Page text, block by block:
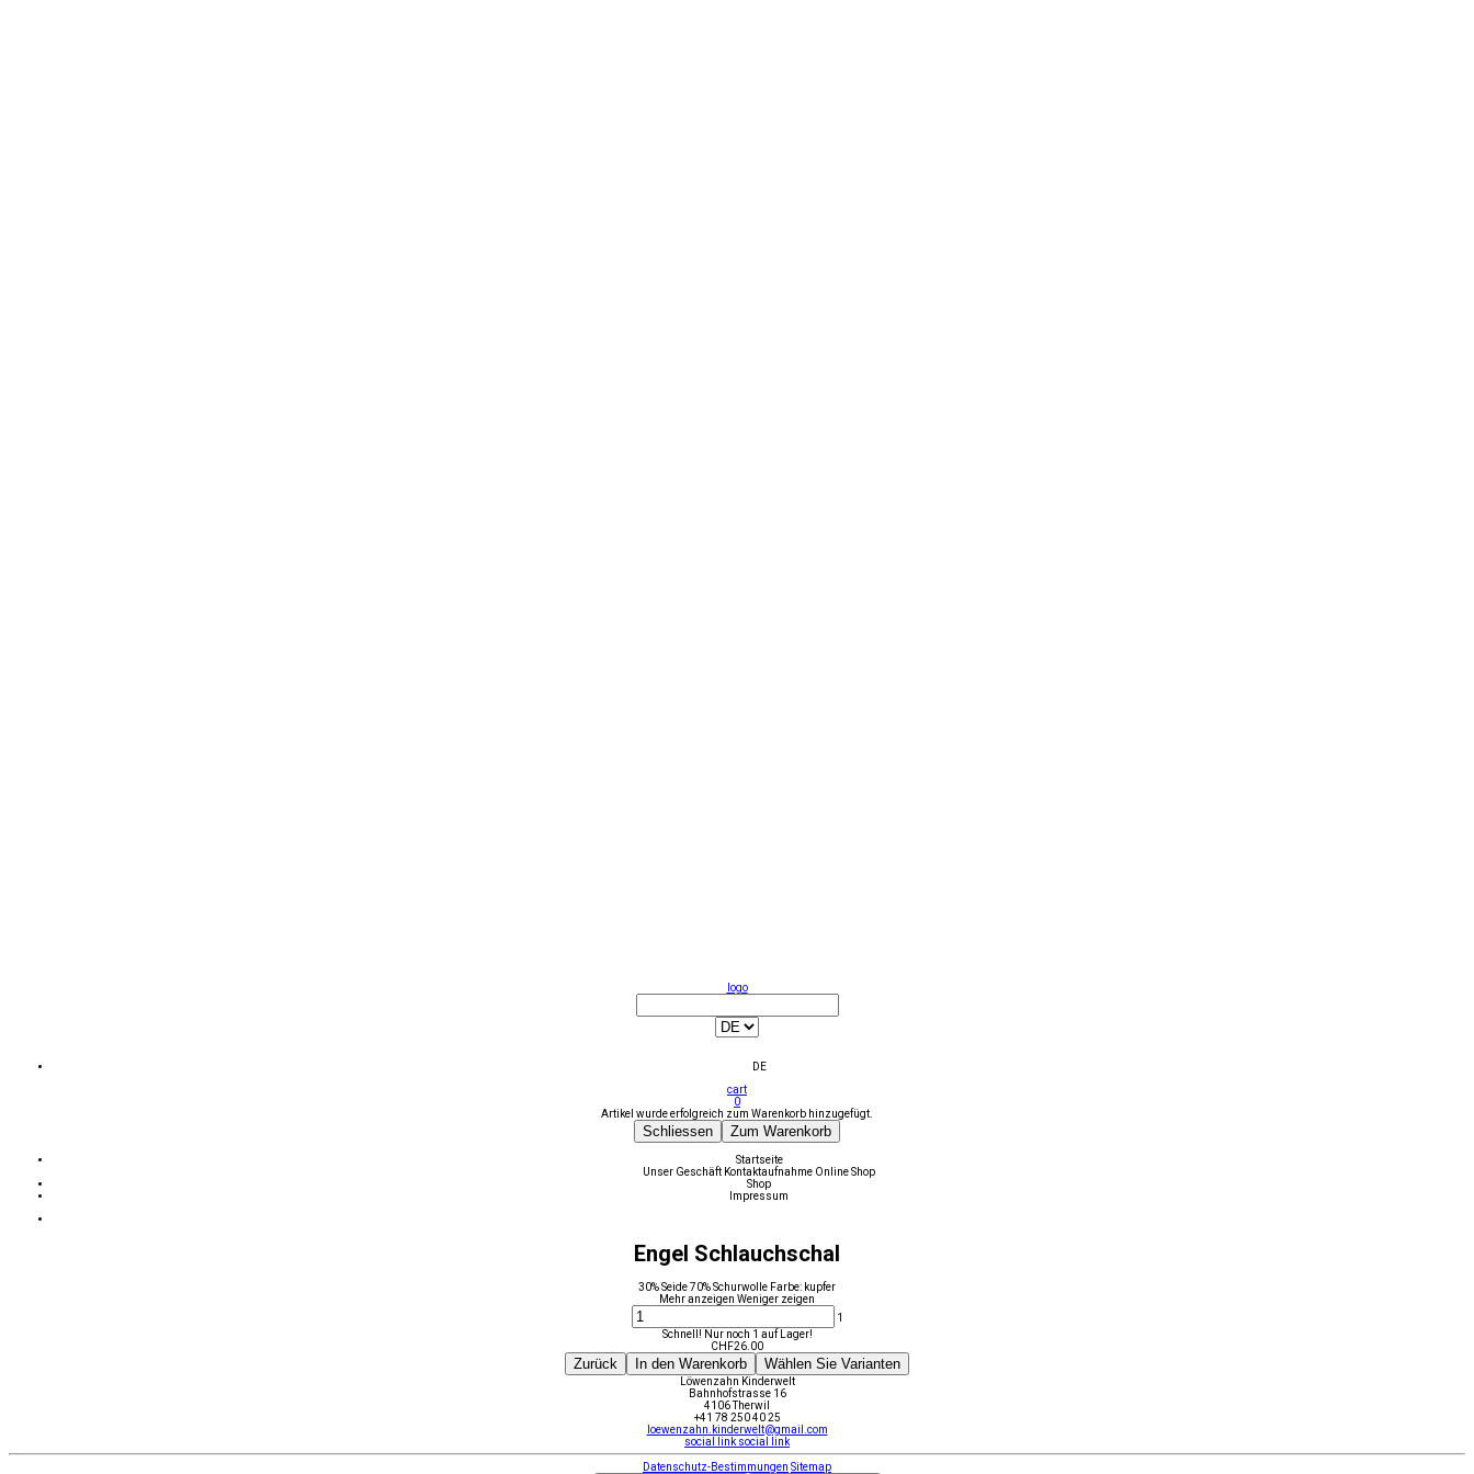
logo
DE
cart
0
Artikel wurde erfolgreich zum Warenkorb hinzugefügt.
Schliessen Zum Warenkorb
Startseite
Unser Geschäft Kontaktaufnahme Online Shop
Shop
Impressum
Engel Schlauchschal
30% Seide 70% Schurwolle Farbe: kupfer
Mehr anzeigen Weniger zeigen
1
Schnell! Nur noch 1 auf Lager!
CHF26.00
Zurück In den Warenkorb Wählen Sie Varianten
Löwenzahn Kinderwelt
Bahnhofstrasse 16
4106 Therwil
+41 78 250 40 25
loewenzahn.kinderwelt@gmail.com
social link social link
Datenschutz-Bestimmungen Sitemap